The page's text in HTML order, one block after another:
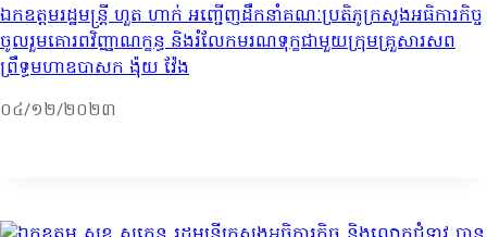
ឯកឧត្តមរដ្ឋមន្រ្តី ហួត ហាក់ អញ្ជើញដឹកនាំគណៈប្រតិភូក្រសួងអធិការកិច្ច
ចូលរួមគោរពវិញ្ញាណក្ខន្ធ និងរំលែកមរណទុក្ខជាមួយក្រុមគ្រួសារសព
ព្រឹទ្ធមហាឧបាសក ង៉ុយ វ៉ែង
០៤/១២/២០២៣